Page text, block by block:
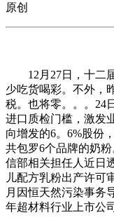
原创
12月27日，十二届
少吃货喝彩。不外，
税。也将零。。。24
进口质检门槛，激发
向增发的6。6%股份
共包罗6个品牌的奶
信部相关担任人近日
儿配方乳粉出产许可
月因恒天然污染事务
年超材料行业上市公